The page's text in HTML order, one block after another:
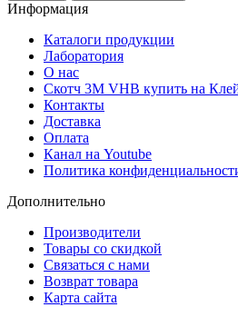
Информация
Каталоги продукции
Лаборатория
О нас
Скотч 3M VHB купить на
Контакты
Доставка
Оплата
Канал на Youtube
Политика
Дополнительно
Производители
Товары со скидкой
Связаться с нами
Возврат товара
Карта сайта